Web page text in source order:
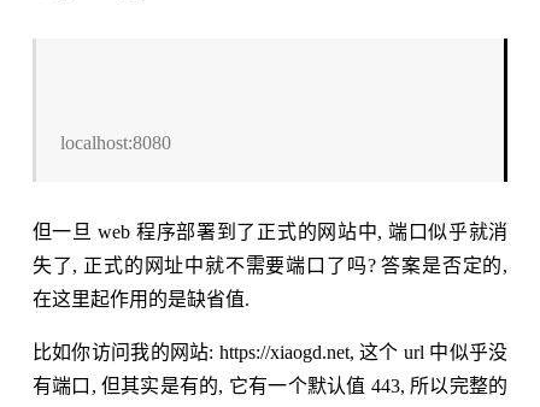
localhost:8080
但一旦 web 程序部署到了正式的网站中, 端口似乎就消
失了, 正式的网址中就不需要端口了吗? 答案是否定的,
在这里起作用的是缺省值.
比如你访问我的网站: https://xiaogd.net, 这个 url 中似乎没
有端口, 但其实是有的, 它有一个默认值 443, 所以完整的